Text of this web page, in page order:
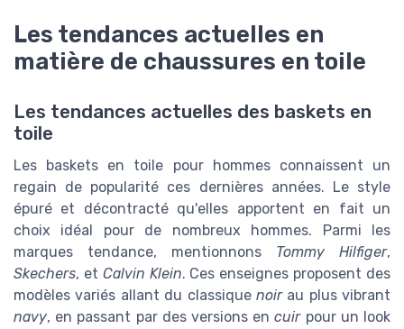
Les tendances actuelles en
matière de chaussures en toile
Les tendances actuelles des baskets en
toile
Les baskets en toile pour hommes connaissent un
regain de popularité ces dernières années. Le style
épuré et décontracté qu'elles apportent en fait un
choix idéal pour de nombreux hommes. Parmi les
marques tendance, mentionnons Tommy Hilfiger,
Skechers, et Calvin Klein. Ces enseignes proposent des
modèles variés allant du classique noirau plus vibrant
navy, en passant par des versions encuirpour un look